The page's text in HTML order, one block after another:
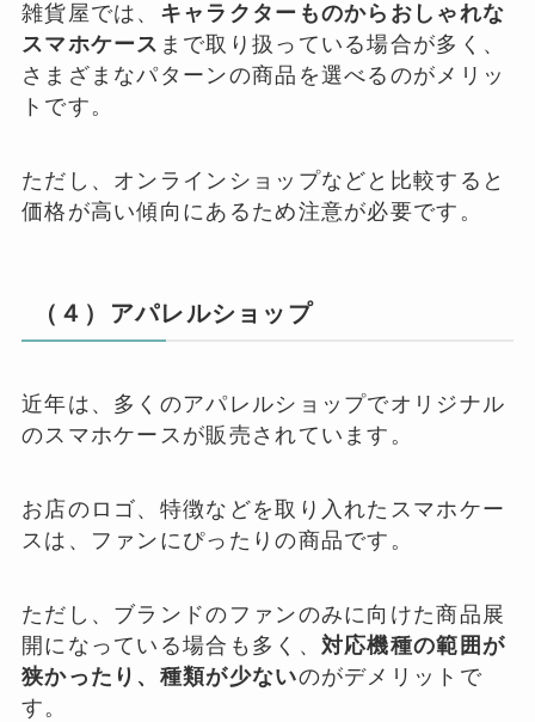
雑貨屋では、 キャラクターものからおしゃれな
スマホケース まで取り扱っている場合が多く、
さまざまなパターンの商品を選べるのがメリッ
トです。
ただし、オンラインショップなどと比較すると
価格が高い傾向にあるため注意が必要です。
（４）アパレルショップ
近年は、多くのアパレルショップでオリジナル
のスマホケースが販売されています。
お店のロゴ、特徴などを取り入れたスマホケー
スは、ファンにぴったりの商品です。
ただし、ブランドのファンのみに向けた商品展
開になっている場合も多く、 対応機種の範囲が
狭かったり、種類が少ないのがデメリットで
す。